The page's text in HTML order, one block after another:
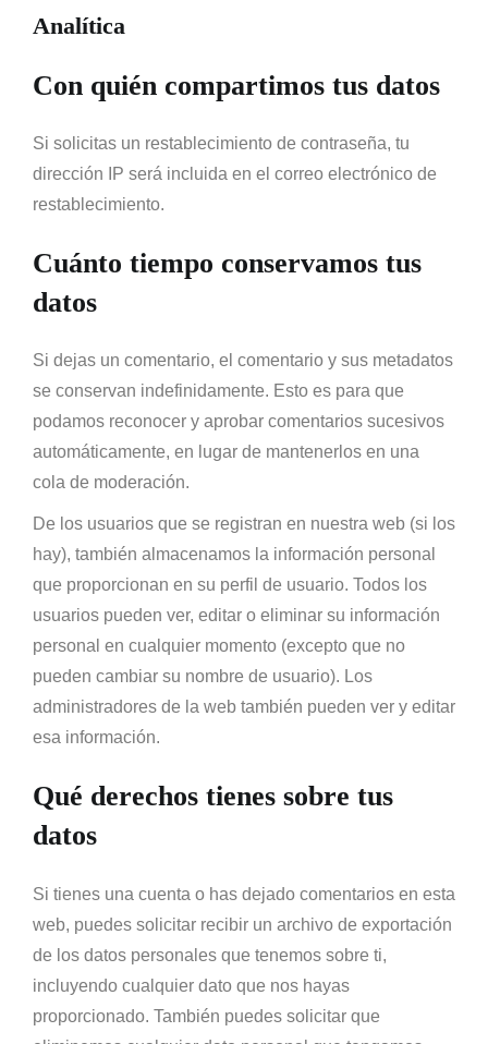
Analítica
Con quién compartimos tus datos
Si solicitas un restablecimiento de contraseña, tu
dirección IP será incluida en el correo electrónico de
restablecimiento.
Cuánto tiempo conservamos tus
datos
Si dejas un comentario, el comentario y sus metadatos
se conservan indefinidamente. Esto es para que
podamos reconocer y aprobar comentarios sucesivos
automáticamente, en lugar de mantenerlos en una
cola de moderación.
De los usuarios que se registran en nuestra web (si los
hay), también almacenamos la información personal
que proporcionan en su perfil de usuario. Todos los
usuarios pueden ver, editar o eliminar su información
personal en cualquier momento (excepto que no
pueden cambiar su nombre de usuario). Los
administradores de la web también pueden ver y editar
esa información.
Qué derechos tienes sobre tus
datos
Si tienes una cuenta o has dejado comentarios en esta
web, puedes solicitar recibir un archivo de exportación
de los datos personales que tenemos sobre ti,
incluyendo cualquier dato que nos hayas
proporcionado. También puedes solicitar que